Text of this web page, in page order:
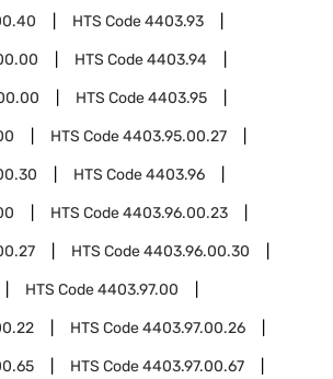
HTS Code4403.93
HTS Code4403.94
HTS Code4403.95
HTS Code4403.95.00.27
HTS Code4403.96
HTS Code4403.96.00.23
HTS Code4403.96.00.30
HTS Code4403.97.00
HTS Code4403.97.00.26
HTS Code4403.97.00.67